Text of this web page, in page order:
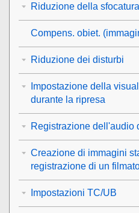
Riduzione della sfocatura
Compens. obiet.
Riduzione dei disturbi
Impostazione della
durante la ripresa
Registrazione dell'audio
Creazione di immagini
registrazione di un
Impostazioni TC/UB